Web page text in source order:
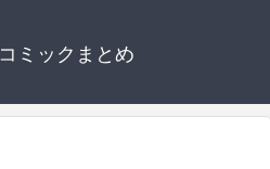
ミックまとめ